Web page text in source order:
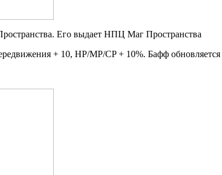
Его выдает НПЦ Маг Пространства
+ 10, HP/MP/CP + 10%. Бафф